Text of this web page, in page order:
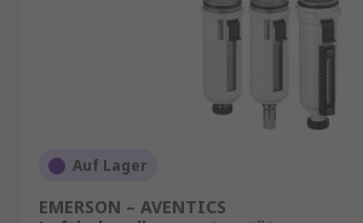
Auf Lager
EMERSON – AVENTICS